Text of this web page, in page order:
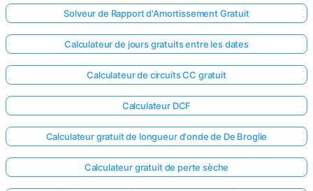
Solveur de Rapport d'Amortissement Gratuit
Calculateur de jours gratuits entre les dates
Calculateur de circuits CC gratuit
Calculateur DCF
Calculateur gratuit de longueur d'onde de De Broglie
Calculateur gratuit de perte sèche